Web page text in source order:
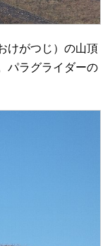
けがつじ）の山頂
パラグライダーの